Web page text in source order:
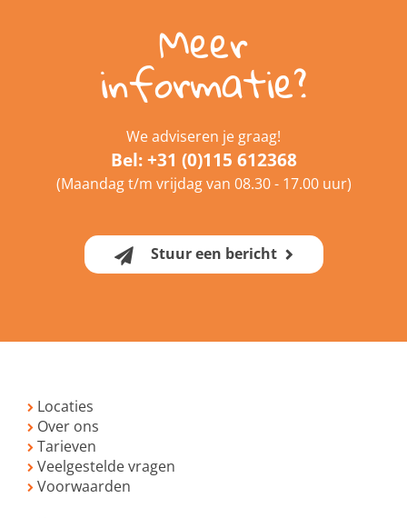
Meer
informatie?
We adviseren je graag!
Bel:+31 (0)115 612368
(Maandag t/m vrijdag van 08.30 - 17.00 uur)
Stuur een bericht
Locaties
Over ons
Tarieven
Veelgestelde vragen
Voorwaarden